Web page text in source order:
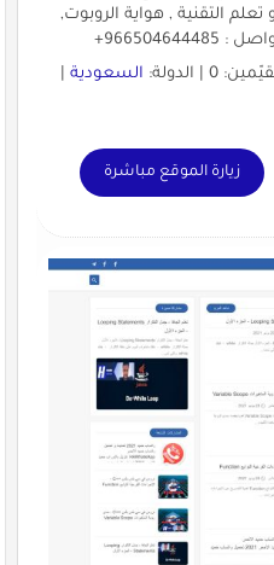
تعلم التقنية , هواية الروبوت,
السعودية|
زيارة الموقع مباشرة